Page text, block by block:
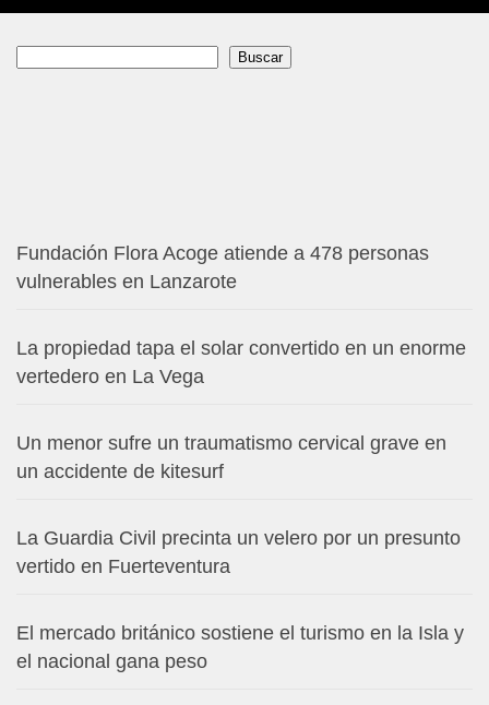
Buscar
Fundación Flora Acoge atiende a 478 personas
vulnerables en Lanzarote
La propiedad tapa el solar convertido en un enorme
vertedero en La Vega
Un menor sufre un traumatismo cervical grave en
un accidente de kitesurf
La Guardia Civil precinta un velero por un presunto
vertido en Fuerteventura
El mercado británico sostiene el turismo en la Isla y
el nacional gana peso